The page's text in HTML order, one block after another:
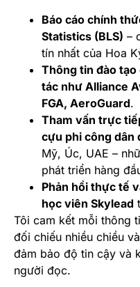
Báo cáo chính
Statistics (BLS) –
tín nhất của Hoa
Thông tin đào
tác như Alliance
FGA, AeroGuard.
Tham vấn trực
cựu phi công dân
Mỹ, Úc, UAE –
phát triển hàng
Phản hồi thực tế
học viên Skylead
Tôi cam kết mỗi thông
đối chiếu nhiều chiều
đảm bảo độ tin cậy và
người đọc.